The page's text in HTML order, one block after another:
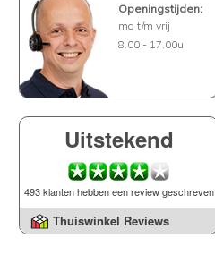
Openingstijden:
ma t/m vrij
8.00 - 17.00u
Uitstekend
493 klanten hebben een review geschreven
Thuiswinkel Reviews